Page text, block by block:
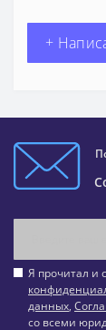
+
Я прочитал и
данных,
со всеми